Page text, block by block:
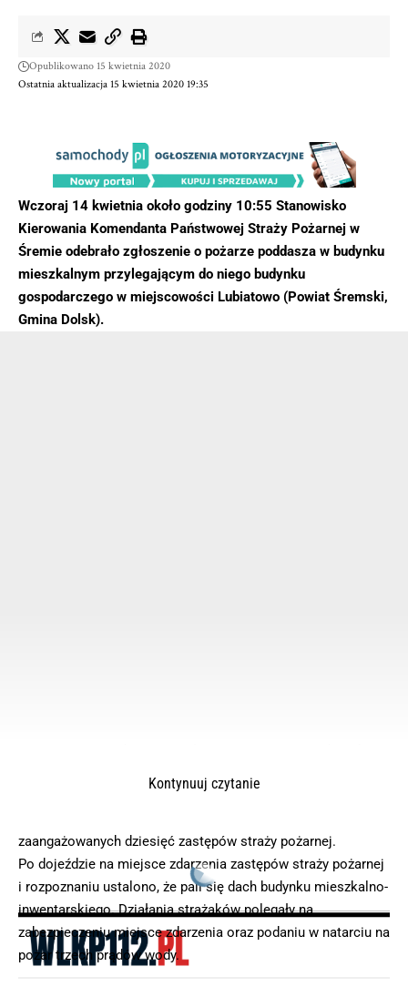
Ostatnia aktualizacja 15 kwietnia 2020 19:35
Opublikowano 15 kwietnia 2020
Wczoraj 14 kwietnia około godziny 10:55 Stanowisko
Kierowania Komendanta Państwowej Straży Pożarnej w
Śremie odebrało zgłoszenie o pożarze poddasza w budynku
mieszkalnym przylegającym do niego budynku
gospodarczego w miejscowości Lubiatowo (Powiat Śremski,
Gmina Dolsk).
OSP Chrząstowo a także po jednym zastępie z OSP
zaangażowanych dziesięć zastępów straży pożarnej.
Po dojeździe na miejsce zdarzenia zastępów straży pożarnej
i rozpoznaniu ustalono, że pali się dach budynku mieszkalno-
inwentarskiego. Działania strażaków polegały na
zabezpieczeniu miejsce zdarzenia oraz podaniu w natarciu na
pożar trzech prądów wody.
Kontynuuj czytanie